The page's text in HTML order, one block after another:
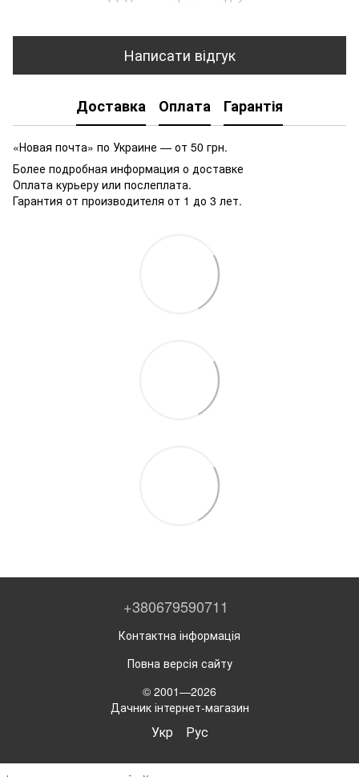
Написати відгук
Доставка Оплата Гарантія
«Новая почта» по Украине — от 50 грн.
Более подробная информация о доставке
Оплата курьеру или послеплата.
Гарантия от производителя от 1 до 3 лет.
+380679590711
Контактна інформація
Повна версія сайту
© 2001—2026
Дачник інтернет-магазин
Укр Рус